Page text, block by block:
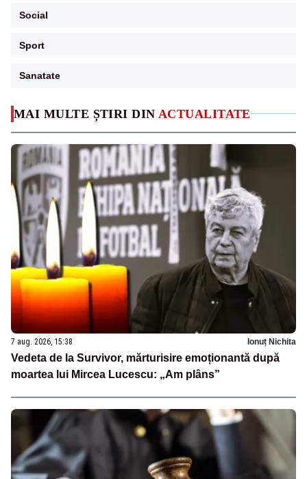
MAI MULTE ȘTIRI DIN ACTUALITATE
7 aug. 2026, 15:38 Ionuț Nichita
Vedeta de la Survivor, mărturisire emoționantă după
moartea lui Mircea Lucescu: „Am plâns”
Social
Sport
Sanatate